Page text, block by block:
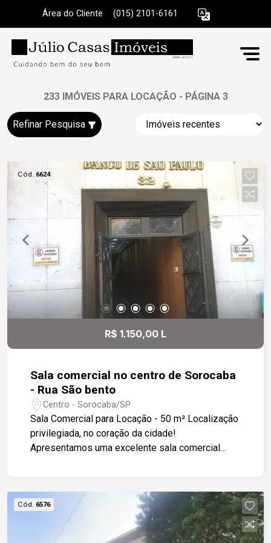
Área do Cliente (015) 2101-6161
233 IMÓVEIS PARA LOCAÇÃO - PÁGINA 3
Refinar Pesquisa
Cód. 6624
R$ 1.150,00 L
Sala comercial no centro de Sorocaba
- Rua São bento
Centro - Sorocaba/SP
Sala Comercial para Locação - 50 m² Localização
privilegiada, no coração da cidade!
Apresentamos uma excelente sala comercial
Central de Sorocaba, a sala está rodeada pelas
principais agências bancárias, comércios
variados, restaurantes e serviços essenciais.
Cód. 6576